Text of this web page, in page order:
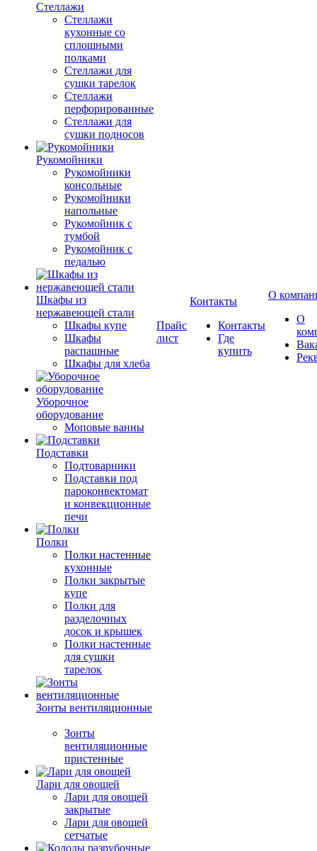
Стеллажи
Стеллажи
кухонные со
сплошными
полками
Стеллажи для
сушки тарелок
Стеллажи
перфорированные
Стеллажи для
сушки подносов
Рукомойники
Рукомойники
консольные
Рукомойники
напольные
Рукомойник с
тумбой
Рукомойник с
педалью
Шкафы из
нержавеющей стали
Шкафы купе
Шкафы
распашные
Шкафы для хлеба
Уборочное
оборудование
Моповые ванны
Подставки
Подтоварники
Подставки под
пароконвектомат
и конвекционные
печи
Полки
Полки настенные
кухонные
Полки закрытые
купе
Полки для
разделочных
досок и крышек
Полки настенные
для сушки
тарелок
Зонты вентиляционные
Зонты
вентиляционные
пристенные
Лари для овощей
Лари для овощей
закрытые
Лари для овощей
сетчатые
Прайс
лист
Контакты
Контакты
Где
купить
О
О